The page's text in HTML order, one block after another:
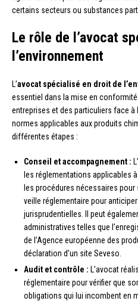
certains secteurs ou substances
Le rôle de l’avocat
l’environnement
L’avocat spécialisé en droit de
essentiel dans la mise en
entreprises et des particuliers face
normes applicables aux produits
différentes étapes :
Conseil et accompagnement :
les réglementations applicables
les procédures nécessaires pour
veille réglementaire pour
jurisprudentielles. Il peut
administratives telles que
de l’Agence européenne des
déclaration d’un site Seveso.
Audit et contrôle : L’avocat
réglementaire pour vérifier que
obligations qui lui incombent en